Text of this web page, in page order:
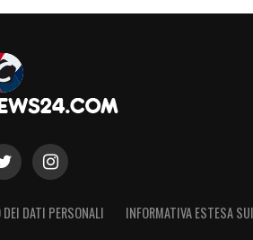
DATI PERSONALI INFORMATIVA ESTESA